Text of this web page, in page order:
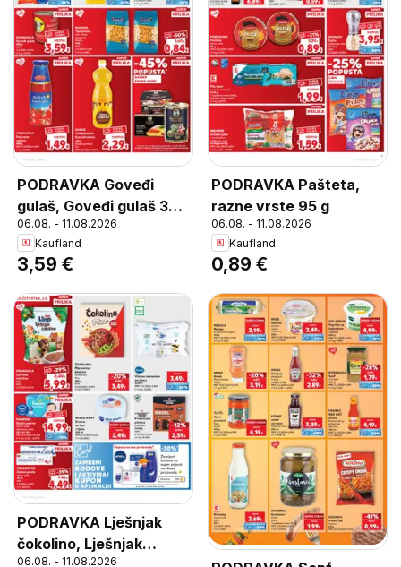
PODRAVKA Goveđi
gulaš, Goveđi gulaš 300
g
06.08. - 11.08.2026
Kaufland
3,59 €
PODRAVKA Pašteta,
razne vrste 95 g
06.08. - 11.08.2026
Kaufland
0,89 €
PODRAVKA Lješnjak
čokolino, Lješnjak
06.08. - 11.08.2026